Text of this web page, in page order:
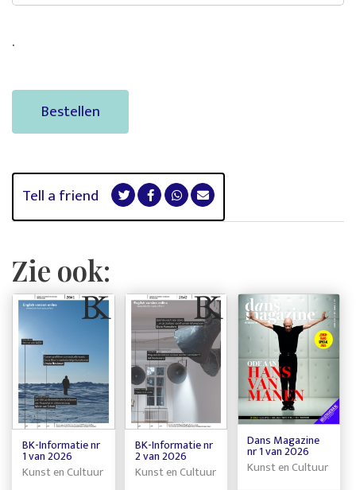
.
Bestellen
Tell a friend
Zie ook:
BK-Informatie nr
1 van 2026
Kunst en Cultuur
BK-Informatie nr
2 van 2026
Kunst en Cultuur
Dans Magazine
nr 1 van 2026
Kunst en Cultuur